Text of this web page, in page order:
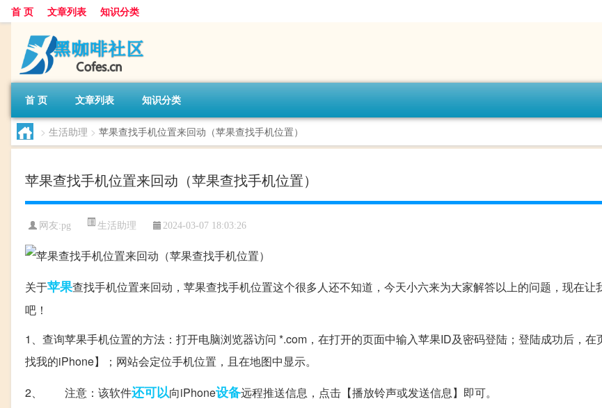
首 页 文章列表 知识分类
首 页 文章列表 知识分类
> 生活助理 > 苹果查找手机位置来回动（苹果查找手机位置）
苹果查找手机位置来回动（苹果查找手机位置）
网友:pg 生活助理 2024-03-07 18:03:26
关于苹果查找手机位置来回动，苹果查找手机位置这个很多人还不知道，今天小六来为大家解答以上的问题，现在让
吧！
1、查询苹果手机位置的方法：打开电脑浏览器访问 *.com，在打开的页面中输入苹果ID及密码登陆；登陆成功后，在
找我的iPhone】；网站会定位手机位置，且在地图中显示。
2、 注意：该软件还可以向iPhone设备远程推送信息，点击【播放铃声或发送信息】即可。